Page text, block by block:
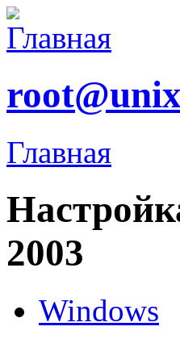
Главная
2003
Windows